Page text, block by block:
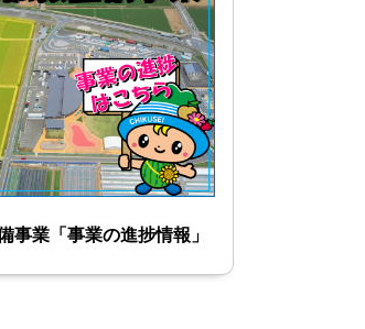
事業「事業の進捗情報」